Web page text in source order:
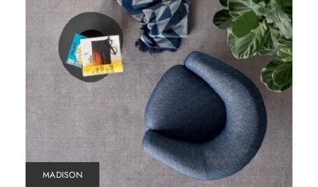
MADISON